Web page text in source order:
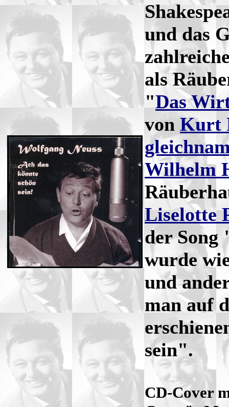
und das
als
"Das
von Kurt
Wilhelm
Liselotte
der
wurde
und
man auf
sein".
CD-Cover